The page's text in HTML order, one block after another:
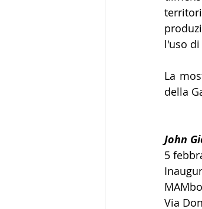
l'uso
La
della
John
5
Via